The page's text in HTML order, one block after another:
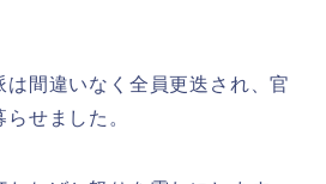
は間違いなく全員更迭され、官
せました。